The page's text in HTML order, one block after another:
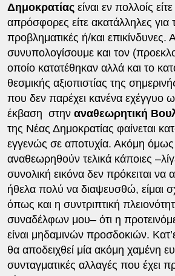
Δημοκρατίαςείναι εν πολλοίς
απρόσφορες είτε ακατάλληλες για
προβληματικές ή/και επικίνδυνες.
συνυπολογίσουμε και τον
οποίο κατατέθηκαν αλλά και το
θεσμικής αξιοπιστίας της
που δεν παρέχει κανένα εχέγγυο
έκβαση στην αναθεωρητική
της Νέας Δημοκρατίας φαίνεται
εγγενώς σε αποτυχία. Ακόμη όμως
αναθεωρηθούν τελικά κάποιες
συνολική εικόνα δεν πρόκειται να
ήθελα πολύ να διαψευσθώ, είμαι
όπως και η συντριπτική
συναδέλφων μου– ότι η
είναι μηδαμινών προσδοκιών.
θα αποδειχθεί μία ακόμη χαμένη
συνταγματικές αλλαγές που έχει